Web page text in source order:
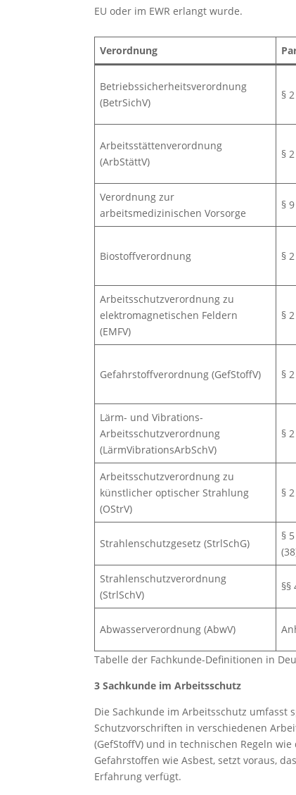
EU oder im EWR erlangt wurde.
Verordnung
Betriebssicherheitsverordnung
(BetrSichV)
§
Arbeitsstättenverordnung
(ArbStättV)
§
Verordnung zur
arbeitsmedizinischen Vorsorge
§ 9
Biostoffverordnung §
Arbeitsschutzverordnung zu
elektromagnetischen Feldern
(EMFV)
§
Gefahrstoffverordnung (GefStoffV) §
Lärm- und Vibrations-
Arbeitsschutzverordnung
(LärmVibrationsArbSchV)
§
Arbeitsschutzverordnung zu
künstlicher optischer Strahlung
(OStrV)
§
Strahlenschutzgesetz (StrlSchG)
§
Strahlenschutzverordnung
(StrlSchV)
§§
Abwasserverordnung (AbwV)
Tabelle der Fachkunde-Definitionen in
3 Sachkunde im Arbeitsschutz
Die Sachkunde im Arbeitsschutz umfasst
Schutzvorschriften in verschiedenen
(GefStoffV) und in technischen Regeln
Gefahrstoffen wie Asbest, setzt voraus,
Erfahrung verfügt.